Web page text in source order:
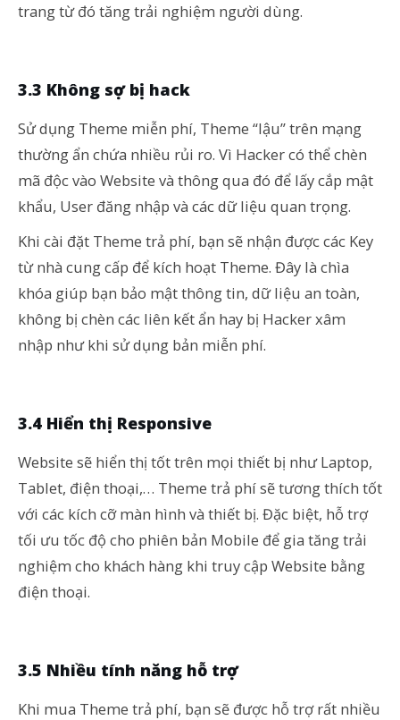
trang từ đó tăng trải nghiệm người dùng.
3.3 Không sợ bị hack
Sử dụng Theme miễn phí, Theme “lậu” trên mạng
thường ẩn chứa nhiều rủi ro. Vì Hacker có thể chèn
mã độc vào Website và thông qua đó để lấy cắp mật
khẩu, User đăng nhập và các dữ liệu quan trọng.
Khi cài đặt Theme trả phí, bạn sẽ nhận được các Key
từ nhà cung cấp để kích hoạt Theme. Đây là chìa
khóa giúp bạn bảo mật thông tin, dữ liệu an toàn,
không bị chèn các liên kết ẩn hay bị Hacker xâm
nhập như khi sử dụng bản miễn phí.
3.4 Hiển thị Responsive
Website sẽ hiển thị tốt trên mọi thiết bị như Laptop,
Tablet, điện thoại,… Theme trả phí sẽ tương thích tốt
với các kích cỡ màn hình và thiết bị. Đặc biệt, hỗ trợ
tối ưu tốc độ cho phiên bản Mobile để gia tăng trải
nghiệm cho khách hàng khi truy cập Website bằng
điện thoại.
3.5 Nhiều tính năng hỗ trợ
Khi mua Theme trả phí, bạn sẽ được hỗ trợ rất nhiều